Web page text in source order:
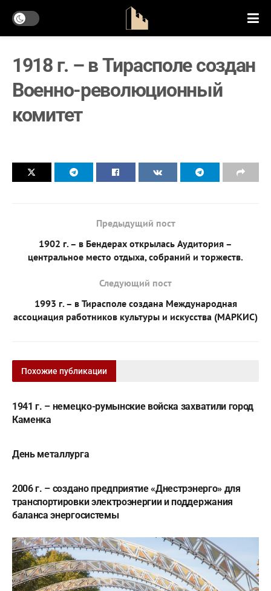
1918 г. – в Тирасполе создан
Военно-революционный
комитет
Предыдущий пост
1902 г. – в Бендерах открылась Аудитория –
центральное место отдыха, собраний и торжеств.
Следующий пост
1993 г. – в Тирасполе создана Международная
ассоциация работников культуры и искусства (МАРКИС)
Похожие публикации
1941 г. – немецко-румынские войска захватили город
Каменка
День металлурга
2006 г. – создано предприятие «Днестрэнерго» для
транспортировки электроэнергии и поддержания
баланса энергосистемы